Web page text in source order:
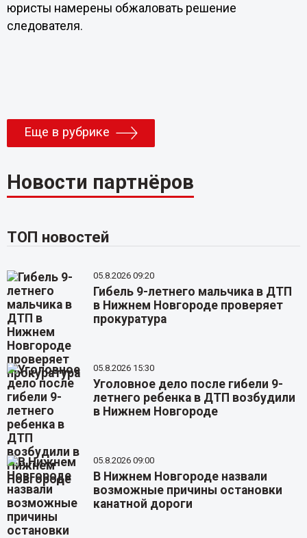
юристы намерены обжаловать решение
следователя.
Еще в рубрике
Новости партнёров
ТОП новостей
05.8.2026 09:20
Гибель 9-летнего мальчика в ДТП
в Нижнем Новгороде проверяет
прокуратура
05.8.2026 15:30
Уголовное дело после гибели 9-
летнего ребенка в ДТП возбудили
в Нижнем Новгороде
05.8.2026 09:00
В Нижнем Новгороде назвали
возможные причины остановки
канатной дороги